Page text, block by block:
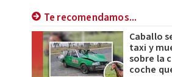
Te recomendamos...
Caballo
taxi y
sobre la
coche